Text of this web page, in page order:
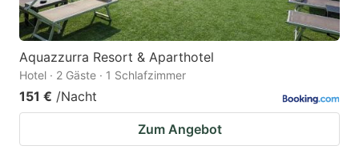
Aquazzurra Resort & Aparthotel
Hotel · 2 Gäste · 1 Schlafzimmer
151 € /Nacht
Zum Angebot